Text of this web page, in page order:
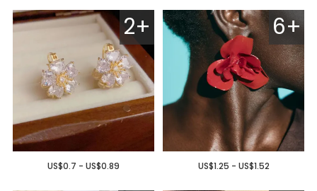
6+
US$1.25 - US$1.52
2+
US$0.7 - US$0.89